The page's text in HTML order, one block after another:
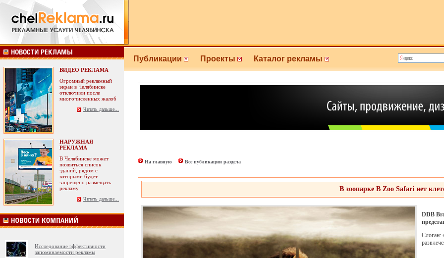
ВИДЕО РЕКЛАМА
Огромный рекламный
экран в Челябинске
отключили после
многочисленных жалоб
Читать дальше...
НАРУЖНАЯ
РЕКЛАМА
В Челябинске может
появиться список
зданий, рядом с
которыми будет
запрещено размещать
рекламу
Читать дальше...
Исследование эффективности
запоминаемости рекламы
Публикации Проекты Каталог рекламы
На главную Все публикации раздела
В зоопарке В Zoo Safari нет
DDB
Слоган: